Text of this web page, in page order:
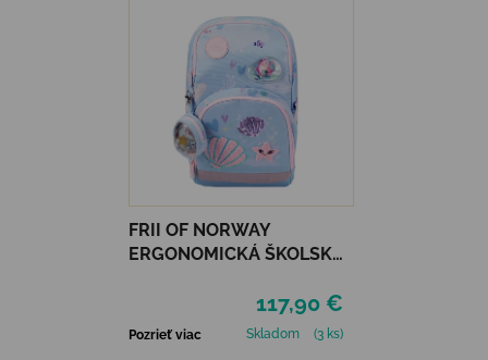
FRII OF NORWAY
ERGONOMICKÁ ŠKOLSKÁ
MERMAID LIGHT BLUE
117,90 €
Pozrieť viac Skladom (3 ks)